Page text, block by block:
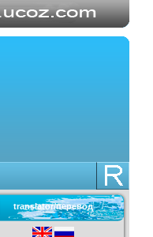
translator/перевод